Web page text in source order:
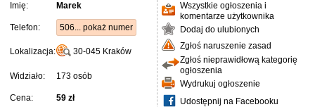
Imię: Marek
Telefon: 506... pokaż numer
Lokalizacja: 30-045 Kraków
Widziało: 173 osób
Cena: 59 zł
Wszystkie ogłoszenia i
komentarze użytkownika
Dodaj do ulubionych
Zgłoś naruszenie zasad
Zgłoś nieprawidłową kategorię
ogłoszenia
Wydrukuj ogłoszenie
Udostępnij na Facebooku